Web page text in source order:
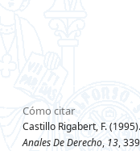
Cómo citar
Castillo Rigabert, F.
Anales De Derecho, 13,